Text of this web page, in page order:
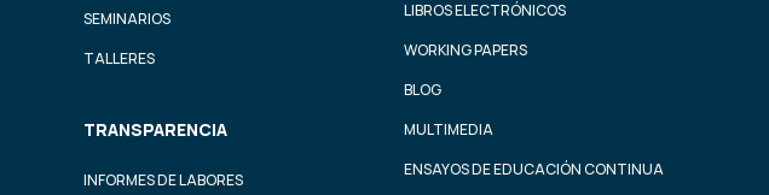
SEMINARIOS
TALLERES
TRANSPARENCIA
INFORMES DE LABORES
LIBROS ELECTRÓNICOS
WORKING PAPERS
BLOG
MULTIMEDIA
ENSAYOS DE EDUCACIÓN CONTINUA